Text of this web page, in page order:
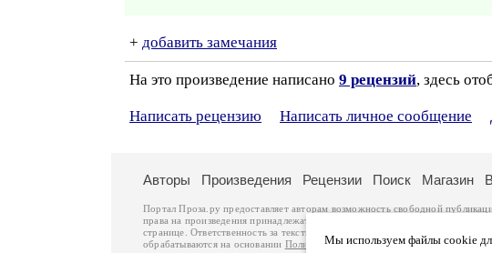
+ добавить замечания
На это произведение написано 9 рецензий, здесь
Написать рецензию Написать личное сообщение
Мы используем файлы cookie
Авторы Произведения Рецензии Поиск Магазин
Портал Проза.ру предоставляет авторам возможность свободной
права на произведения принадлежат авторам и охраняются
.
странице. Ответственность за тексты произведений авторы несут
обрабатываются на основании Политики обработки персональных данных.